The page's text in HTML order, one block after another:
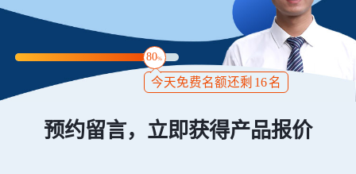
80%
今天免费名额还剩 16名
预约留言，立即获得产品报价